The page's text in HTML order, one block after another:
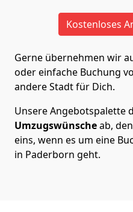
Kostenloses
Gerne übernehmen wir
oder einfache Buchung
andere Stadt für Dich.
Unsere Angebotspalette
Umzugswünscheab,
eins, wenn es um eine
in Paderborn geht.